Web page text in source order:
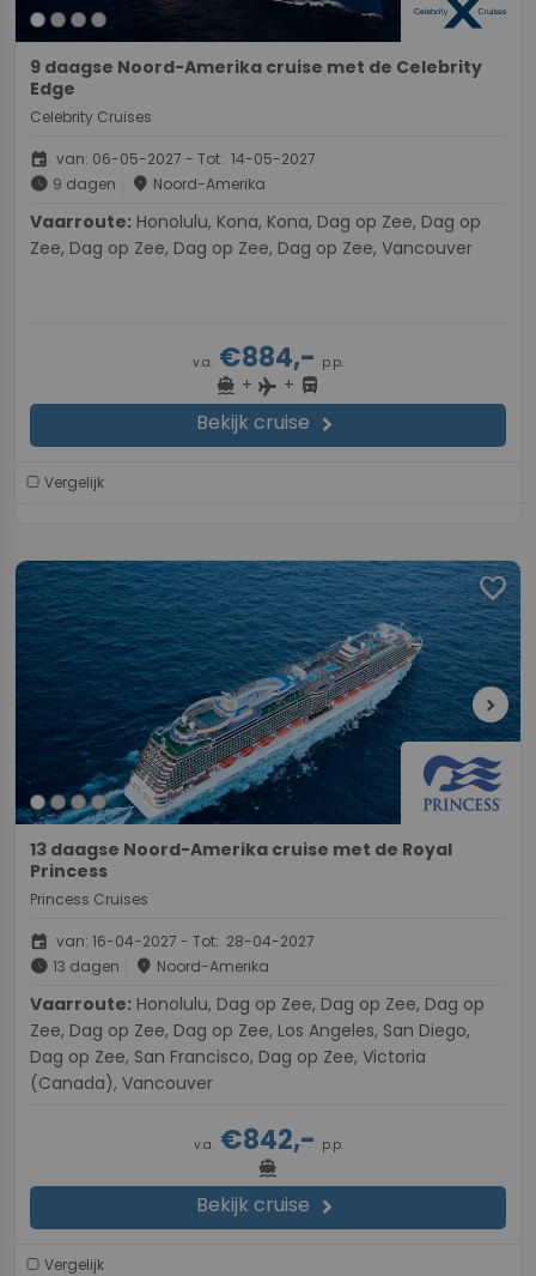
9 daagse Noord-Amerika cruise met de Celebrity
Edge
Celebrity Cruises
event van: 06-05-2027 - Tot: 14-05-2027
schedule 9 dagen place Noord-Amerika
Vaarroute:
Zee, Dag op Zee, Dag op Zee, Dag op Zee, Vancouver
v.a. €884,- p.p.
directions_boat + flight + directions_bus
Bekijk cruise chevron_right
Vergelijk
favorite
chevron_right
13 daagse Noord-Amerika cruise met de Royal
Princess
Princess Cruises
event van: 16-04-2027 - Tot: 28-04-2027
schedule 13 dagen place Noord-Amerika
Vaarroute:
Zee, Dag op Zee, Dag op Zee, Los Angeles, San Diego,
Dag op Zee, San Francisco, Dag op Zee, Victoria
(Canada), Vancouver
v.a.€842,- p.p.
directions_boat
Bekijk cruise chevron_right
Vergelijk